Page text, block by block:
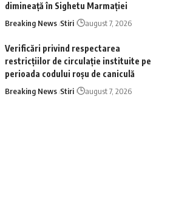
dimineață în Sighetu Marmației
Breaking News Stiri august 7, 2026
Verificări privind respectarea
restricțiilor de circulație instituite pe
perioada codului roșu de caniculă
Breaking News Stiri august 7, 2026